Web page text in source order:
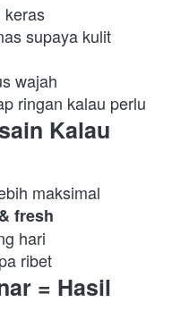
keras
supaya kulit
wajah
ringan kalau perlu
Kalau
fresh
ribet
= Hasil